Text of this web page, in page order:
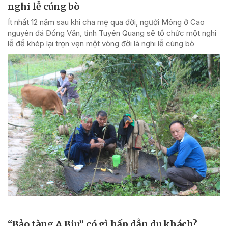
nghi lễ cúng bò
Ít nhất 12 năm sau khi cha mẹ qua đời, người Mông ở Cao
nguyên đá Đồng Văn, tỉnh Tuyên Quang sẽ tổ chức một nghi
lễ để khép lại trọn vẹn một vòng đời là nghi lễ cúng bò